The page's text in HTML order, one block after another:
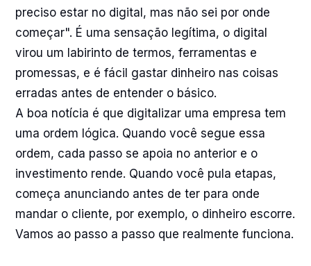
preciso estar no digital, mas não sei por onde
começar". É uma sensação legítima, o digital
virou um labirinto de termos, ferramentas e
promessas, e é fácil gastar dinheiro nas coisas
erradas antes de entender o básico.
A boa notícia é que digitalizar uma empresa tem
uma ordem lógica. Quando você segue essa
ordem, cada passo se apoia no anterior e o
investimento rende. Quando você pula etapas,
começa anunciando antes de ter para onde
mandar o cliente, por exemplo, o dinheiro escorre.
Vamos ao passo a passo que realmente funciona.